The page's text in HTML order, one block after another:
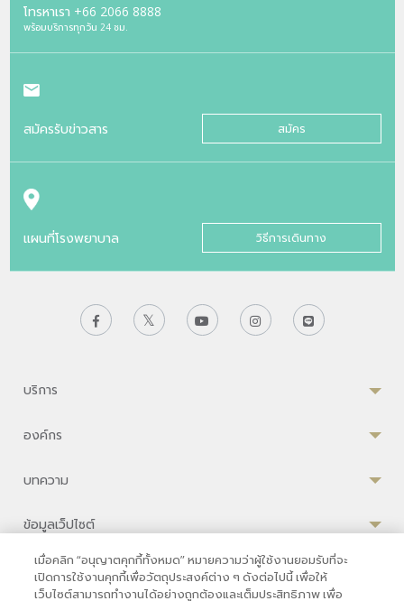
โทรหาเรา +66 2066 8888
พร้อมบริการทุกวัน 24 ชม.
สมัครรับข่าวสาร สมัคร
แผนที่โรงพยาบาล วิธีการเดินทาง
บริการ
องค์กร
บทความ
ข้อมูลเว็ปไซต์
เมื่อคลิก “อนุญาตคุกกี้ทั้งหมด” หมายความว่าผู้ใช้งานยอมรับที่จะ
เปิดการใช้งานคุกกี้เพื่อวัตถุประสงค์ต่าง ๆ ดังต่อไปนี้ เพื่อให้
เว็บไซต์สามารถทำงานได้อย่างถูกต้องและเต็มประสิทธิภาพ เพื่อ